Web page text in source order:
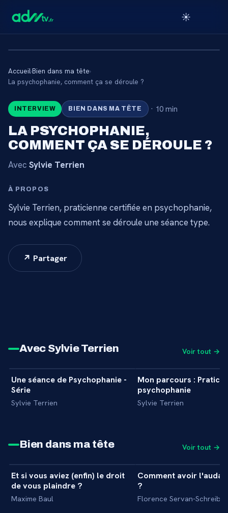
☀️
🔒
CONTENU RÉSERVÉ AUX
ABONNÉS
Connectez-vous via votre lien membre, ou
Accueil›Bien dans ma tête›
La psychophanie, comment ça se déroule ?
INTERVIEW BIEN DANS MA TÊTE · 10 min
LA PSYCHOPHANIE,
COMMENT ÇA SE DÉROULE ?
Avec Sylvie Terrien
À PROPOS
Sylvie Terrien, praticienne certifiée en psychophanie,
nous explique comment se déroule une séance type.
↗ Partager
Avec Sylvie Terrien Voir tout →
REPORTAGE +
Une séance de Psychophanie -
Série
Sylvie Terrien
INTERVIEW
Mon parcours :
psychophanie
Sylvie Terrien
Bien dans ma tête Voir tout →
MASTERCLASS +
Et si vous aviez (enfin) le droit
de vous plaindre ?
Maxime Baul
MASTERCLASS
Comment avoir
?
Florence Servan-Schreiber